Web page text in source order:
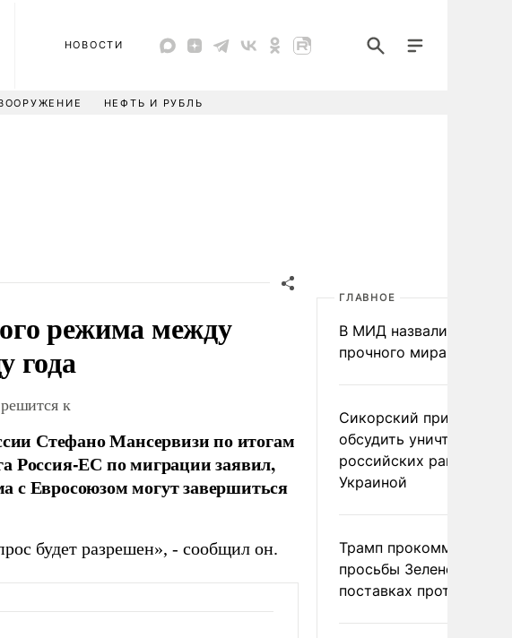
НОВОСТИ
НЕФТЬ И РУБЛЬ
режима между
года
к
Стефано Мансервизи по итогам
Россия-ЕС по миграции заявил,
с Евросоюзом могут завершиться
будет разрешен», - сообщил он.
ГЛАВНОЕ
В МИД назвали условия
прочного мира на
Сикорский призвал
обсудить уничтожение
российских ракет над
Украиной
Трамп
просьбы Зеленского о
поставках